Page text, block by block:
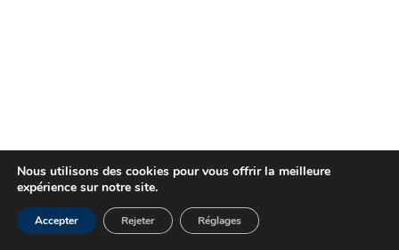
Nous utilisons des cookies pour vous offrir la meilleure
expérience sur notre site.
Accepter Rejeter Réglages